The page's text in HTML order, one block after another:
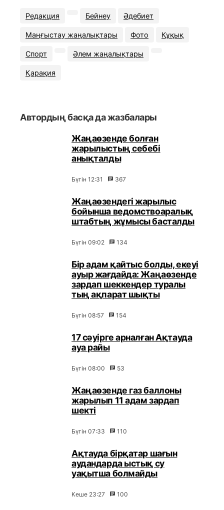
Редакция Бейнеу Әдебиет
Маңғыстау жаңалықтары Фото Құқық
Спорт Әлем жаңалықтары
Қарақия
Автордың басқа да жазбалары
Жаңаөзенде болған
жарылыстың себебі
анықталды
Бүгін 12:31 367
Жаңаөзендегі жарылыс
бойынша ведомствоаралық
штабтың жұмысы басталды
Бүгін 09:02 134
Бір адам қайтыс болды, екеуі
ауыр жағдайда: Жаңаөзенде
зардап шеккендер туралы
тың ақпарат шықты
Бүгін 08:57 154
17 сәуірге арналған Ақтауда
ауа райы
Бүгін 08:00 53
Жаңаөзенде газ баллоны
жарылып 11 адам зардап
шекті
Бүгін 07:33 110
Ақтауда бірқатар шағын
аудандарда ыстық су
уақытша болмайды
Кеше 23:27 100